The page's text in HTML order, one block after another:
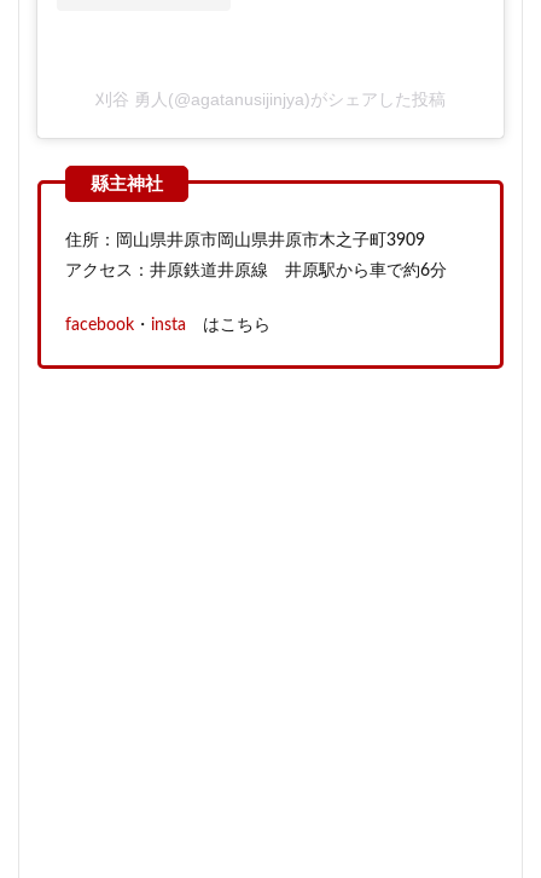
刈谷 勇人(@agatanusijinjya)がシェアした投稿
住所：岡山県井原市岡山県井原市木之子町3909
アクセス：井原鉄道井原線 井原駅から車で約6分
facebook ・ insta はこちら